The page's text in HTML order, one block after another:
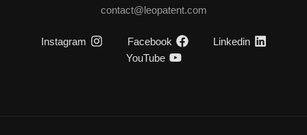
contact@leopatent.com
Linkedin
Facebook
Instagram
YouTube